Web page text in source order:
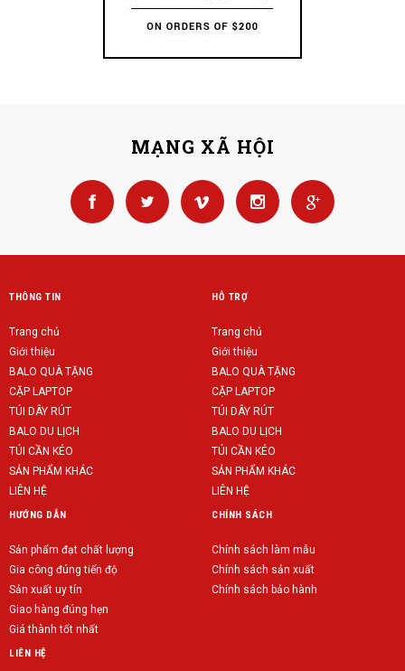
MẠNG XÃ HỘI
THÔNG TIN
Trang chủ
Giới thiệu
BALO QUÀ TẶNG
CẶP LAPTOP
TÚI DÂY RÚT
BALO DU LỊCH
TÚI CẦN KÉO
SẢN PHẨM KHÁC
LIÊN HỆ
HỖ TRỢ
Trang chủ
Giới thiệu
BALO QUÀ TẶNG
CẶP LAPTOP
TÚI DÂY RÚT
BALO DU LỊCH
TÚI CẦN KÉO
SẢN PHẨM KHÁC
LIÊN HỆ
HƯỚNG DẪN
Sản phẩm đạt chất lượng
Gia công đúng tiến độ
Sản xuất uy tín
Giao hàng đúng hẹn
Giá thành tốt nhất
CHÍNH SÁCH
Chính sách làm mẫu
Chính sách sản xuất
Chính sách bảo hành
LIÊN HỆ